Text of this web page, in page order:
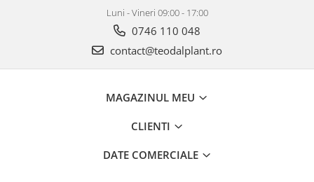
Luni - Vineri 09:00 - 17:00
0746 110 048
contact@teodalplant.ro
MAGAZINUL MEU
CLIENTI
DATE COMERCIALE